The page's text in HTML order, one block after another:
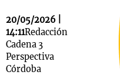
20/05/2026 |
14:11Redacción
Cadena 3
Perspectiva
Córdoba